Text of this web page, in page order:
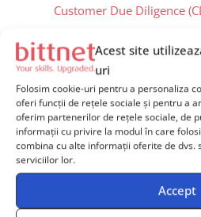
Acest site
uri
Folosim cookie-uri pentru a personaliza
oferi funcții de rețele sociale și pentru a
oferim partenerilor de rețele sociale, de
informații cu privire la modul în care
combina cu alte informații oferite de dvs.
serviciilor lor.
Accept
Customer Due Diligence
Programe de
Finalizarea cursului oferă
in Anti-Money Laundering
utilizare a titluluiPAGRC.